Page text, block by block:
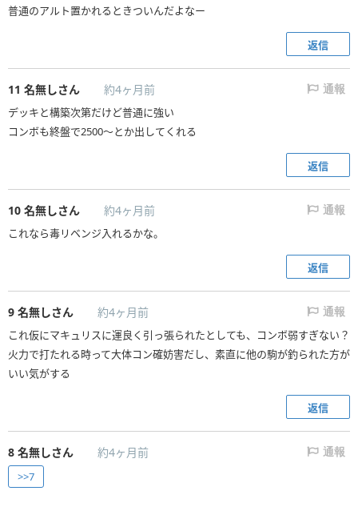
普通のアルト置かれるときついんだよなー
返信
11 名無しさん 約4ヶ月前 通報
デッキと構築次第だけど普通に強い
コンボも終盤で2500〜とか出してくれる
返信
10 名無しさん 約4ヶ月前 通報
これなら毒リベンジ入れるかな。
返信
9 名無しさん 約4ヶ月前 通報
これ仮にマキュリスに運良く引っ張られたとしても、コンボ弱すぎない？
火力で打たれる時って大体コン確妨害だし、素直に他の駒が釣られた方が
いい気がする
返信
8 名無しさん 約4ヶ月前 通報
>>7